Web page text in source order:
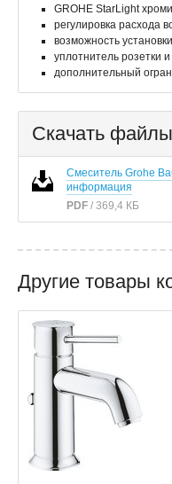
GROHE StarLight
регулировка расхода
возможность
уплотнитель розетки
дополнительный
Скачать файлы
Смеситель Grohe
информация
PDF / 369,4 КБ
Другие товары